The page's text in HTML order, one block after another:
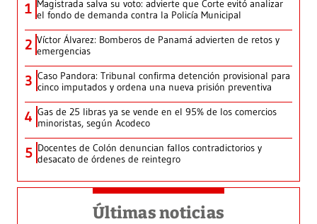
1 Magistrada salva su voto: advierte que Corte evitó analizar
el fondo de demanda contra la Policía Municipal
2 Víctor Álvarez: Bomberos de Panamá advierten de retos y
emergencias
3 Caso Pandora: Tribunal confirma detención provisional para
cinco imputados y ordena una nueva prisión preventiva
4 Gas de 25 libras ya se vende en el 95% de los comercios
minoristas, según Acodeco
5 Docentes de Colón denuncian fallos contradictorios y
desacato de órdenes de reintegro
Últimas noticias